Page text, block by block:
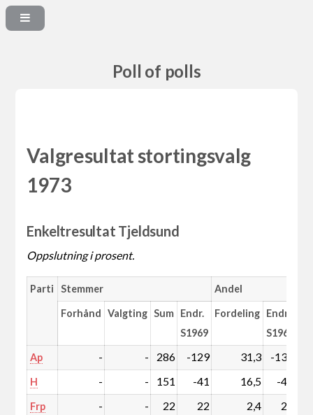
Poll of polls
Valgresultat stortingsvalg
1973
Enkeltresultat Tjeldsund
Oppslutning i prosent.
Parti Stemmer Andel
Forhånd Valgting Sum Endr.
S1969
Fordeling Endr.
S1969
Ap - - 286 -129 31,3 -13,9
H - - 151 -41 16,5 -4,4
Frp - - 22 22 2,4 2,4